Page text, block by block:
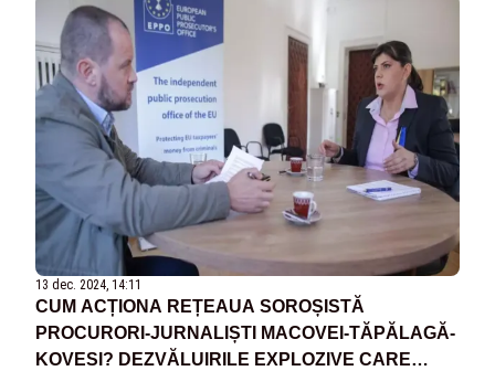
13 dec. 2024, 14:11
CUM ACȚIONA REȚEAUA SOROȘISTĂ
PROCURORI-JURNALIȘTI MACOVEI-TĂPĂLAGĂ-
KOVESI? DEZVĂLUIRILE EXPLOZIVE CARE